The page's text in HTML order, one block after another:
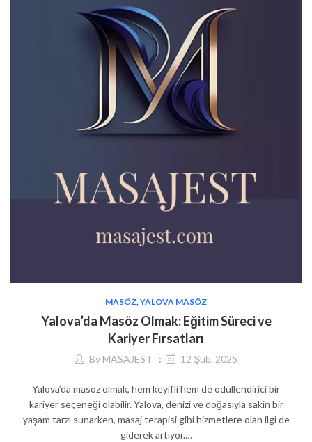
MASÖZ YALOVA MASÖZ
Yalova’da Masöz Olmak: Eğitim Süreci ve
Kariyer Fırsatları
By MASAJEST 12 Şub, 2025
Yalova’da masöz olmak, hem keyifli hem de ödüllendirici bir
kariyer seçeneği olabilir. Yalova, denizi ve doğasıyla sakin bir
yaşam tarzı sunarken, masaj terapisi gibi hizmetlere olan ilgi de
giderek artıyor.…